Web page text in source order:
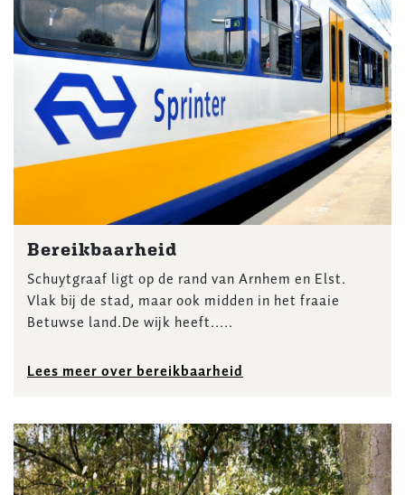
Bereikbaarheid
Schuytgraaf ligt op de rand van Arnhem en Elst.
Vlak bij de stad, maar ook midden in het fraaie
Betuwse land.De wijk heeft.....
Lees meer over bereikbaarheid